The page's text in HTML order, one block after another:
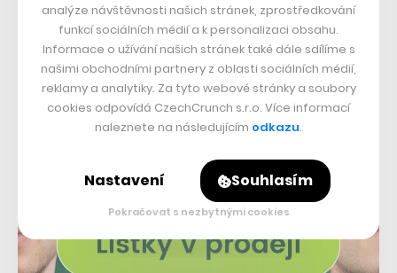
analýze návštěvnosti našich stránek, zprostředkování
funkcí sociálních médií a k personalizaci obsahu.
Informace o užívání našich stránek také dále sdílíme s
našimi obchodními partnery z oblasti sociálních médií,
reklamy a analytiky. Za tyto webové stránky a soubory
cookies odpovídá CzechCrunch s.r.o. Více informací
naleznete na následujícím odkazu.
Nastavení Souhlasím
Pokračovat s nezbytnými cookies